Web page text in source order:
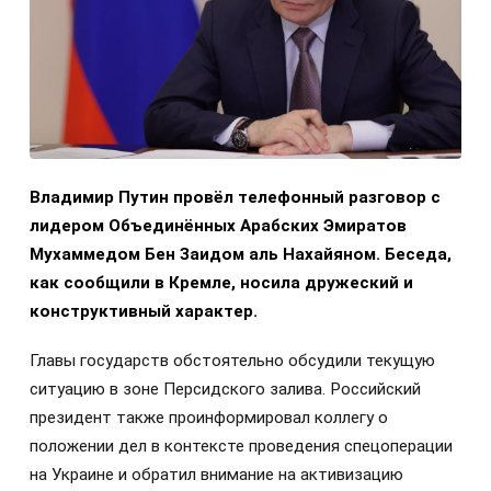
Владимир Путин провёл телефонный разговор с
лидером Объединённых Арабских Эмиратов
Мухаммедом Бен Заидом аль Нахайяном. Беседа,
как сообщили в Кремле, носила дружеский и
конструктивный характер.
Главы государств обстоятельно обсудили текущую
ситуацию в зоне Персидского залива. Российский
президент также проинформировал коллегу о
положении дел в контексте проведения спецоперации
на Украине и обратил внимание на активизацию